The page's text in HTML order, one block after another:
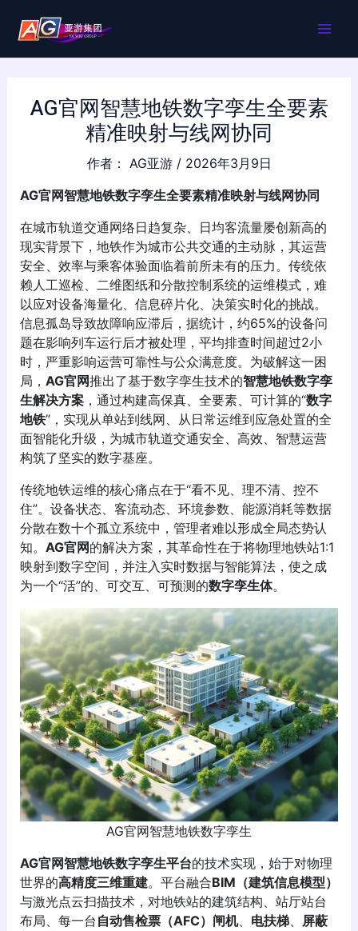
AG官网智慧地铁数字孪生全要素
精准映射与线网协同
作者： AG亚游 / 2026年3月9日
AG官网智慧地铁数字孪生全要素精准映射与线网协同
在城市轨道交通网络日趋复杂、日均客流量屡创新高的
现实背景下，地铁作为城市公共交通的主动脉，其运营
安全、效率与乘客体验面临着前所未有的压力。传统依
赖人工巡检、二维图纸和分散控制系统的运维模式，难
以应对设备海量化、信息碎片化、决策实时化的挑战。
信息孤岛导致故障响应滞后，据统计，约65%的设备问
题在影响列车运行后才被处理，平均排查时间超过2小
时，严重影响运营可靠性与公众满意度。为破解这一困
局， AG官网推出了基于数字孪生技术的智慧地铁数字孪
生解决方案，通过构建高保真、全要素、可计算的“数字
地铁”，实现从单站到线网、从日常运维到应急处置的全
面智能化升级，为城市轨道交通安全、高效、智慧运营
构筑了坚实的数字基座。
传统地铁运维的核心痛点在于“看不见、理不清、控不
住”。设备状态、客流动态、环境参数、能源消耗等数据
分散在数十个孤立系统中，管理者难以形成全局态势认
知。 AG官网的解决方案，其革命性在于将物理地铁站1:1
映射到数字空间，并注入实时数据与智能算法，使之成
为一个“活”的、可交互、可预测的数字孪生体。
AG官网智慧地铁数字孪生
AG官网智慧地铁数字孪生平台的技术实现，始于对物理
世界的高精度三维重建。平台融合BIM（建筑信息模型）
与激光点云扫描技术，对地铁站的建筑结构、站厅站台
布局、每一台 自动售检票（AFC）闸机、 电扶梯、 屏蔽